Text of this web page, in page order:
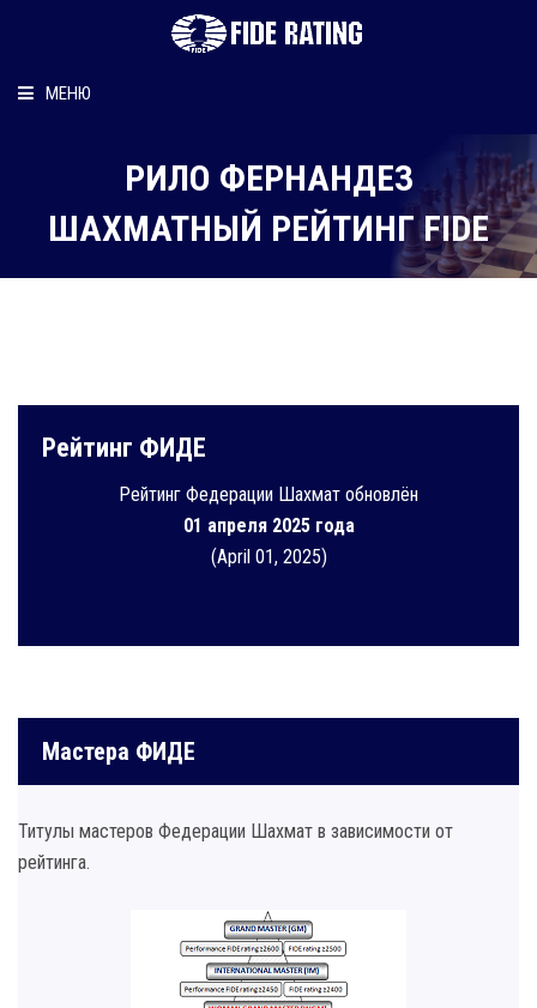
МЕНЮ
Рейтинг шахматиста
Персональный информер
РИЛО ФЕРНАНДЕЗ
ШАХМАТНЫЙ РЕЙТИНГ FIDE
Рейтинг ФИДЕ
Рейтинг Федерации Шахмат обновлён
01 апреля 2025 года
(April 01, 2025)
Мастера ФИДЕ
Титулы мастеров Федерации Шахмат в зависимости от
рейтинга.